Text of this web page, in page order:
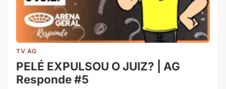
TV AG
PELÉ EXPULSOU O JUIZ? | AG
Responde #5